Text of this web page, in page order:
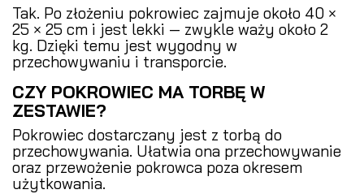
Tak. Po złożeniu pokrowiec zajmuje około 40 ×
25 × 25 cm i jest lekki — zwykle waży około 2
kg. Dzięki temu jest wygodny w
przechowywaniu i transporcie.
CZY POKROWIEC MA TORBĘ W
ZESTAWIE?
Pokrowiec dostarczany jest z torbą do
przechowywania. Ułatwia ona przechowywanie
oraz przewożenie pokrowca poza okresem
użytkowania.